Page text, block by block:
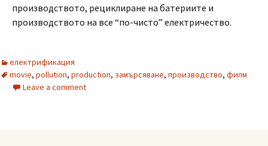
производството, рециклиране на батериите и
производството на все “по-чисто” електричество.
електрификация
movie, pollution, production, замърсяване, производство, филм
Leave a comment